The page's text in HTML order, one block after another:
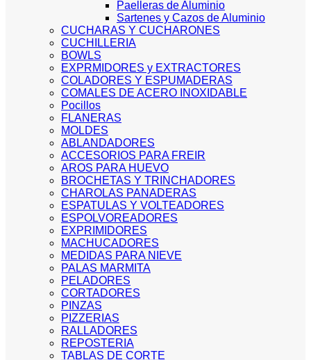
Paelleras de Aluminio
Sartenes y Cazos de Aluminio
CUCHARAS Y CUCHARONES
CUCHILLERIA
BOWLS
EXPRMIDORES y EXTRACTORES
COLADORES Y ESPUMADERAS
COMALES DE ACERO INOXIDABLE
Pocillos
FLANERAS
MOLDES
ABLANDADORES
ACCESORIOS PARA FREIR
AROS PARA HUEVO
BROCHETAS Y TRINCHADORES
CHAROLAS PANADERAS
ESPATULAS Y VOLTEADORES
ESPOLVOREADORES
EXPRIMIDORES
MACHUCADORES
MEDIDAS PARA NIEVE
PALAS MARMITA
PELADORES
CORTADORES
PINZAS
PIZZERIAS
RALLADORES
REPOSTERIA
TABLAS DE CORTE